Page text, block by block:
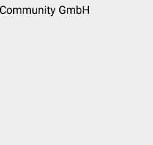
GmbH